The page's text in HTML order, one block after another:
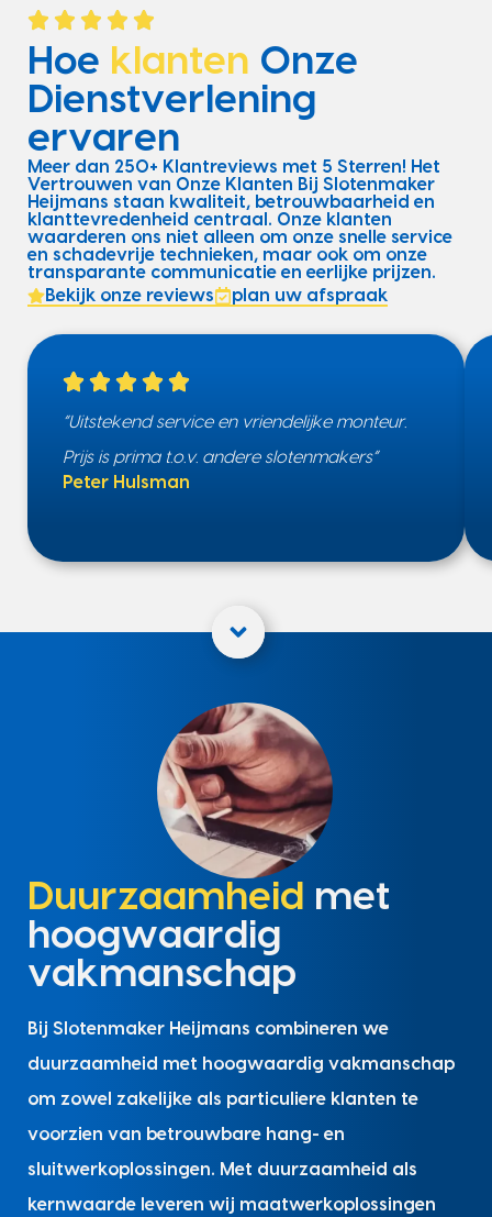
Hoe klanten Onze
Dienstverlening
ervaren
Meer dan 250+ Klantreviews met 5 Sterren! Het
Vertrouwen van Onze Klanten Bij Slotenmaker
Heijmans staan kwaliteit, betrouwbaarheid en
klanttevredenheid centraal. Onze klanten
waarderen ons niet alleen om onze snelle service
en schadevrije technieken, maar ook om onze
transparante communicatie en eerlijke prijzen.
Bekijk onze reviews
plan uw afspraak
“Uitstekend service en vriendelijke monteur.
Prijs is prima t.o.v. andere slotenmakers”
Peter Hulsman
Duurzaamheid met
hoogwaardig
vakmanschap
Bij Slotenmaker Heijmans combineren we
duurzaamheid met hoogwaardig vakmanschap
om zowel zakelijke als particuliere klanten te
voorzien van betrouwbare hang- en
sluitwerkoplossingen. Met duurzaamheid als
kernwaarde leveren wij maatwerkoplossingen